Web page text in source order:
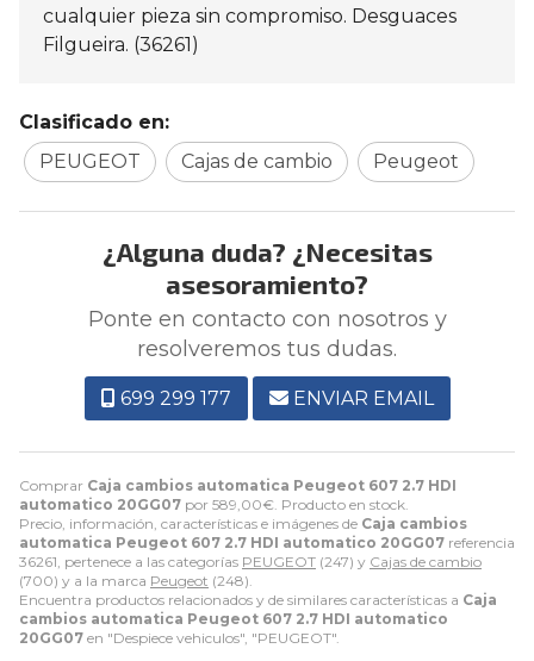
Comprar Caja cambios automatica Peugeot 607 2.7 HDI
automatico 20GG07 por 589,00€ . Producto en stock.
Precio, información, características e imágenes de Caja cambios
automatica Peugeot 607 2.7 HDI automatico 20GG07 referencia
36261, pertenece a las categorías PEUGEOT (247) y Cajas de cambio
(700) y a la marca Peugeot (248).
Encuentra productos relacionados y de similares características a Caja
cambios automatica Peugeot 607 2.7 HDI automatico
20GG07 en "Despiece vehiculos", "PEUGEOT".
cualquier pieza sin compromiso. Desguaces
Filgueira. (36261)
Clasificado en:
PEUGEOT
Cajas de cambio Peugeot
¿Alguna duda? ¿Necesitas
asesoramiento?
Ponte en contacto con nosotros y
resolveremos tus dudas.
699 299 177 ENVIAR EMAIL